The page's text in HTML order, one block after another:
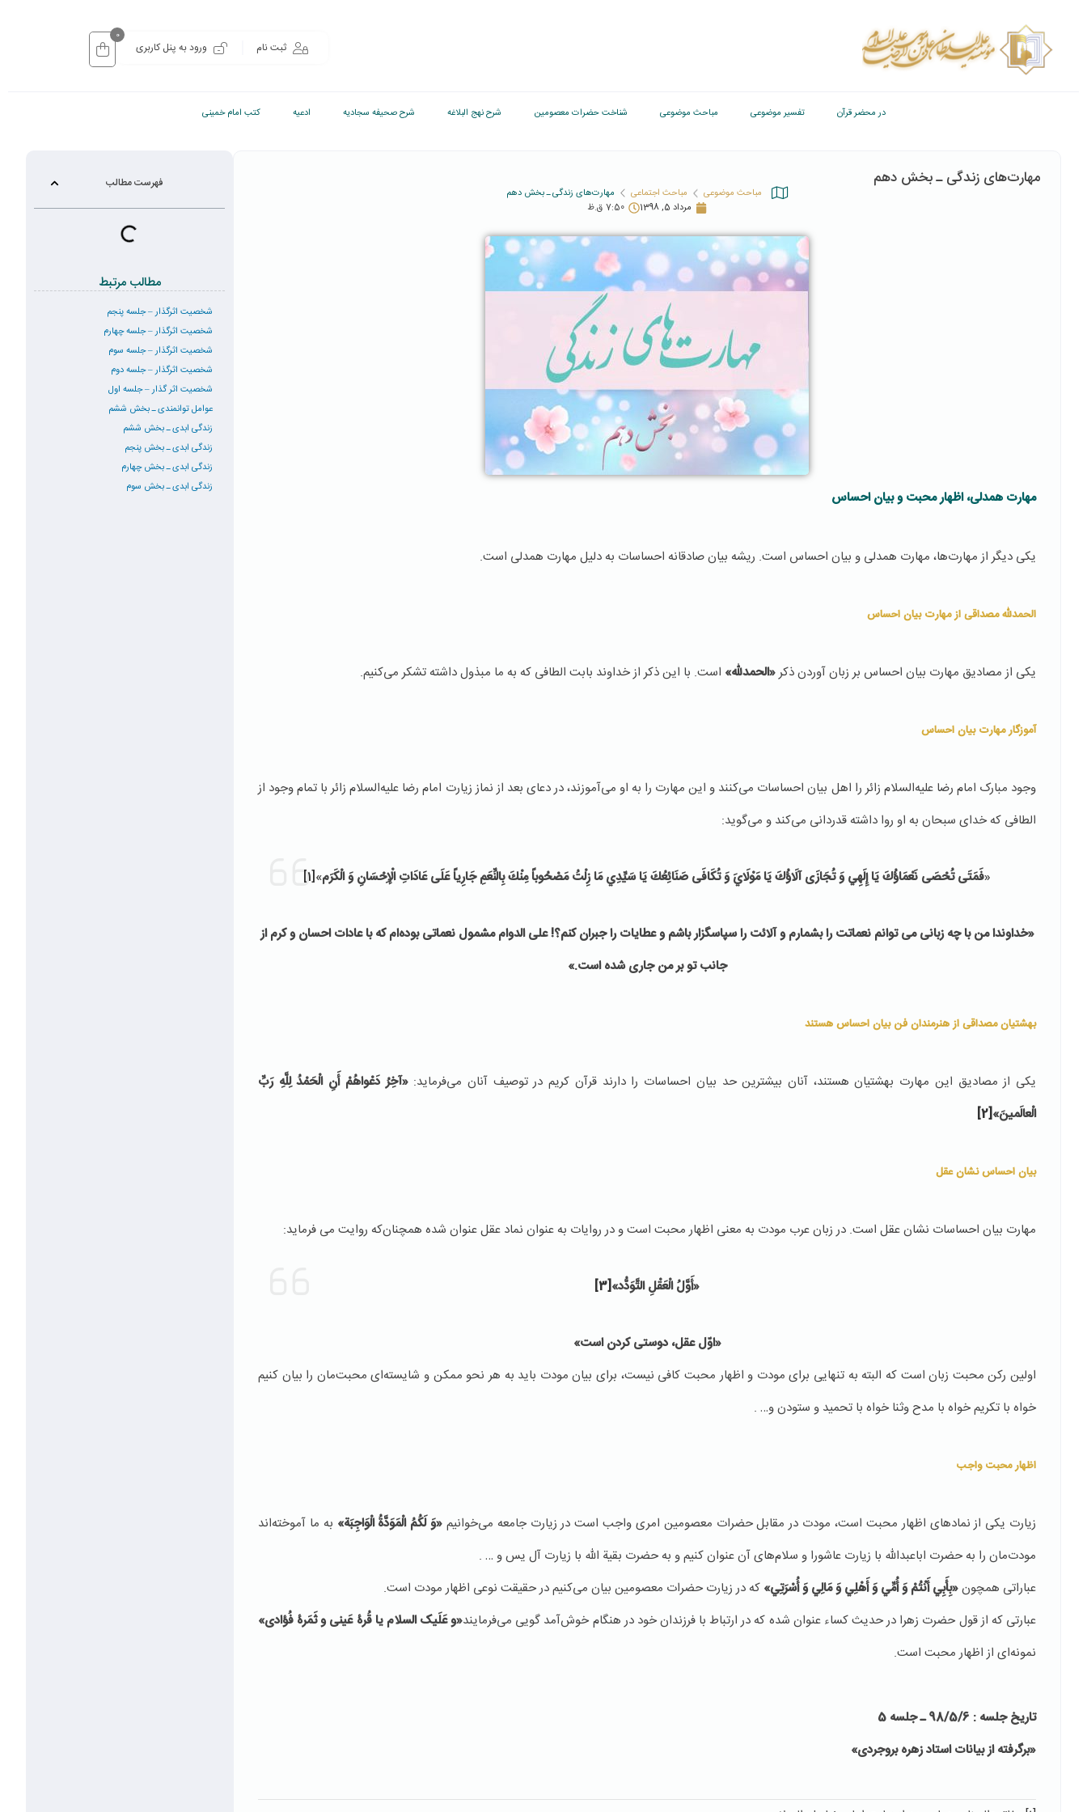
ثبت نام ورود به پنل کاربری
0
در محضر قرآن تفسیر موضوعی مباحث موضوعی شناخت حضرات معصومین شرح نهج البلاغه شرح صحیفه سجادیه ادعیه کتب امام خمینی
مهارت‌های زندگی ـ بخش دهم
مباحث موضوعی مباحث اجتماعی
مهارت‌های زندگی ـ بخش دهم
مرداد 5, 1398
7:50 ق.ظ
مهارت همدلی، اظهار محبت و بیان احساس
یکی دیگر از مهارت‌ها، مهارت همدلی و بیان احساس است. ریشه بیان صادقانه احساسات به دلیل مهارت همدلی است.
الحمدلله مصداقی از مهارت بیان احساس
یکی از مصادیق مهارت بیان احساس بر زبان آوردن ذکر«الحمدلله» است. با این ذکر از خداوند بابت الطافی که به ما مبذول داشته تشکر می‌کنیم.
آموزگار مهارت بیان احساس
وجود مبارک امام رضا علیه‌السلام زائر را اهل بیان احساسات می‌کنند و این مهارت را به او می‌آموزند، در دعای بعد از نماز زیارت امام رضا علیه‌السلام زائر با تمام وجود از
الطافی که خدای سبحان به او روا داشته قدر‌دانی می‌کند و می‌گوید:
«فَمَتَى تُحْصَى نَعْمَاؤُكَ يَا إِلَهِي وَ تُجَازَى آلَاؤُكَ يَا مَوْلَايَ وَ تُكَافَى صَنَائِعُكَ يَا سَيِّدِيمَا زِلْتُ مَصْحُوباً مِنْكَ بِالنِّعَمِ جَارِياً عَلَى عَادَاتِ الْإِحْسَانِ وَ الْكَرَم»
[1]
«خداوندا من با چه زبانی می توانم نعماتت را بشمارم و آلائت را سپاسگزار باشم و عطایات را جبران کنم؟! علی الدوام مشمول نعماتی بوده‌ام که با عادات احسان و کرم از
جانب تو بر من جاری شده است.»
بهشتیان مصداقی از هنرمندان فن بیان احساس هستند
یکی از مصادیق این مهارت بهشتیان هستند، آنان بیشترین حد بیان احساسات را دارند قرآن کریم در توصیف آنان می‌فرماید:«آخِرُ دَعْواهُمْ‏ أَنِ الْحَمْدُ لِلَّهِ رَبِّ
الْعالَمينَ»[2]
بیان احساس نشان عقل
مهارت بیان احساسات نشان عقل است. در زبان عرب مودت به معنی اظهار محبت است و در روایات به عنوان نماد عقل عنوان شده همچنان‌که روایت می فرماید:
«أَوَّلُ‏ الْعَقْلِ‏ التَّوَدُّد»[3]
«اوّل عقل، دوستی کردن است»
اولین رکن محبت زبان است که البته به تنهایی برای مودت و اظهار محبت کافی نیست، برای بیان مودت باید به هر نحو ممکن و شایسته‌ای محبت‌مان را بیان کنیم
خواه با تکریم خواه با مدح وثنا خواه با تحمید و ستودن و… .
اظهار محبت واجب
زیارت یکی از نمادهای اظهار محبت است، مودت در مقابل حضرات معصومین امری واجب است در زیارت جامعه می‌خوانیم «وَ لَكُمُ‏ الْمَوَدَّةُ الْوَاجِبَة» به ما آموخته‌اند
مودت‌مان را به حضرت اباعبدالله با زیارت عاشورا و سلام‌های آن عنوان کنیم و به حضرت بقیة الله با زیارت آل یس و … .
عباراتی همچون«بِأَبِي‏ أَنْتُمْ‏ وَ أُمِّي وَ أَهْلِي وَ مَالِي وَ أُسْرَتِي‏» که در زیارت حضرات معصومین بیان می‌کنیم در حقیقت نوعی اظهار مودت است.
عبارتی که از قول حضرت زهرا در حدیث کساء عنوان شده که در ارتباط با فرزندان خود در هنگام خوش‌آمد گویی می‌فرمایند«و عَلَیک السلام یا قُرۀ عَینی و ثَمَرۀ فُؤادی»
نمونه‌ای از اظهار محبت است.
تاریخ جلسه : 98/5/6 ـ جلسه 5
«برگرفته از بیانات استاد زهره بروجردی»
فهرست مطالب
مطالب مرتبط
شخصیت اثرگذار – جلسه پنجم
شخصیت اثرگذار – جلسه چهارم
شخصیت اثرگذار – جلسه سوم
شخصیت اثرگذار – جلسه دوم
شخصیت اثر گذار – جلسه اول
عوامل توانمندی ـ بخش ششم
زندگی ابدی ـ بخش ششم
زندگی ابدی ـ بخش پنجم
زندگی ابدی ـ بخش چهارم
زندگی ابدی ـ بخش سوم